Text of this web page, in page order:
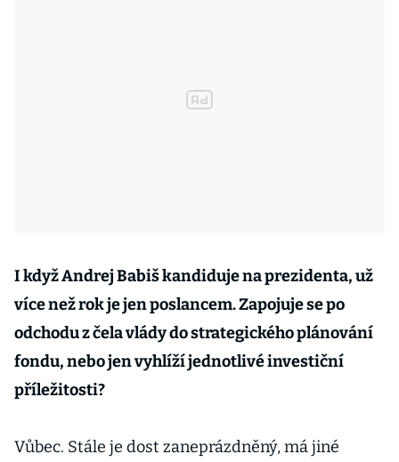
I když Andrej Babiš kandiduje na prezidenta, už
více než rok je jen poslancem. Zapojuje se po
odchodu z čela vlády do strategického plánování
fondu, nebo jen vyhlíží jednotlivé investiční
příležitosti?
Vůbec. Stále je dost zaneprázdněný, má jiné